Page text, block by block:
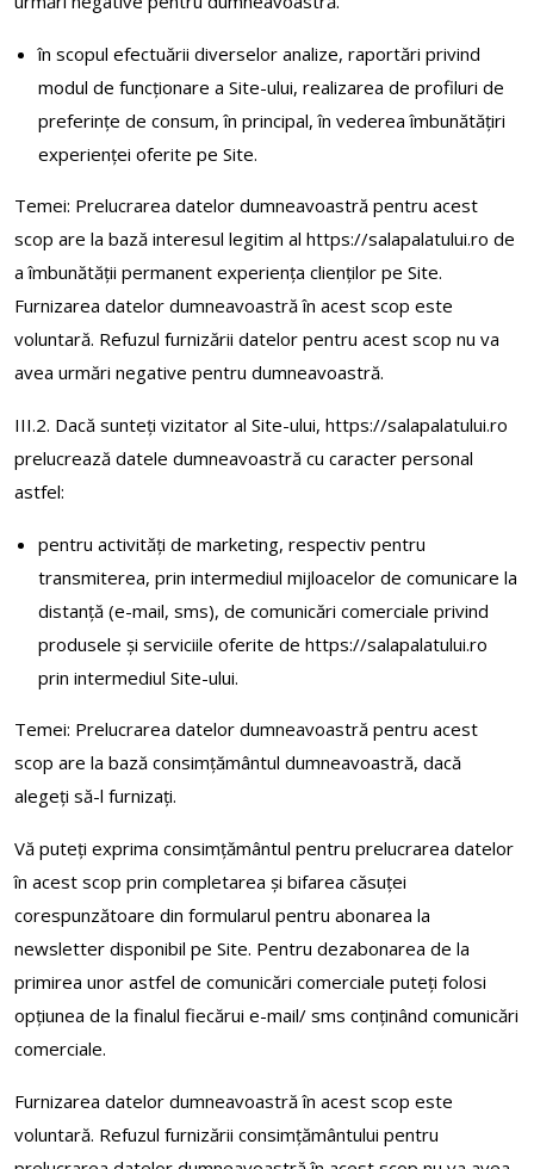
în scopul efectuării diverselor analize, raportări privind
modul de funcționare a Site-ului, realizarea de profiluri de
preferinţe de consum, în principal, în vederea îmbunătăţiri
experienței oferite pe Site.
Temei: Prelucrarea datelor dumneavoastră pentru acest
scop are la bază interesul legitim al https://salapalatului.ro de
a îmbunătății permanent experiența clienților pe Site.
Furnizarea datelor dumneavoastră în acest scop este
voluntară. Refuzul furnizării datelor pentru acest scop nu va
avea urmări negative pentru dumneavoastră.
III.2. Dacă sunteți vizitator al Site-ului, https://salapalatului.ro
prelucrează datele dumneavoastră cu caracter personal
astfel:
pentru activităţi de marketing, respectiv pentru
transmiterea, prin intermediul mijloacelor de comunicare la
distanţă (e-mail, sms), de comunicări comerciale privind
produsele şi serviciile oferite de https://salapalatului.ro
prin intermediul Site-ului.
Temei: Prelucrarea datelor dumneavoastră pentru acest
scop are la bază consimțământul dumneavoastră, dacă
alegeți să-l furnizați.
Vă puteți exprima consimțământul pentru prelucrarea datelor
în acest scop prin completarea și bifarea căsuței
corespunzătoare din formularul pentru abonarea la
newsletter disponibil pe Site. Pentru dezabonarea de la
primirea unor astfel de comunicări comerciale puteți folosi
opţiunea de la finalul fiecărui e-mail/ sms conţinând comunicări
comerciale.
Furnizarea datelor dumneavoastră în acest scop este
voluntară. Refuzul furnizării consimțământului pentru